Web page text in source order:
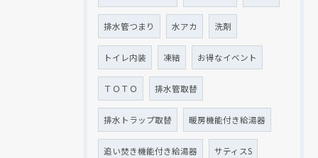
排水管つまり 水アカ 洗剤
トイレ内装 凍結 お得なイベント
ＴＯＴＯ 排水管取替
排水トラップ取替 暖房機能付き給湯器
追い焚き機能付き給湯器 サティスS